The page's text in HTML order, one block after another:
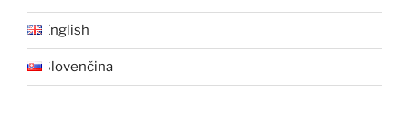
English
Slovenčina